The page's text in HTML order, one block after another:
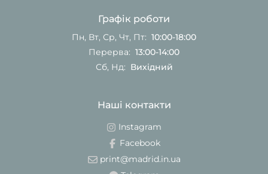
Графік роботи
Пн, Вт, Ср, Чт, Пт: 10:00-18:00
Перерва: 13:00-14:00
Сб, Нд: Вихідний
Наші контакти
Instagram
Facebook
print@madrid.in.ua